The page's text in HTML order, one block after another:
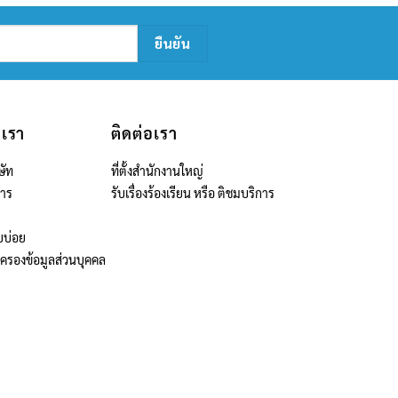
รา
ท
ร
บ่อย
รองข้อมูลส่วนบุคคล
ติดต่อเรา
ที่ตั้งสำนักงานใหญ่
รับเรื่องร้องเรียน หรือ ติชมบริการ